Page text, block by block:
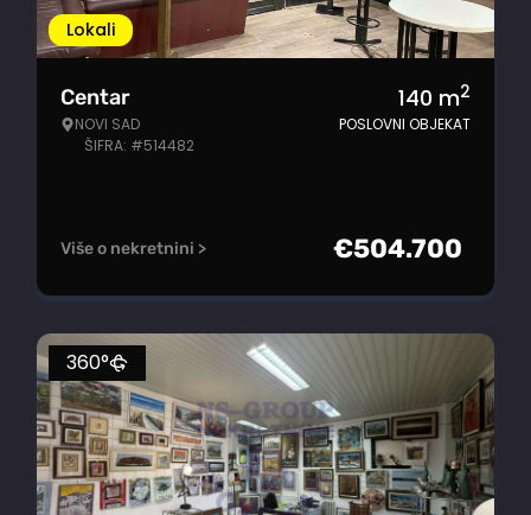
Lokali
Centar
NOVI SAD
ŠIFRA: #514482
140 m2
POSLOVNI OBJEKAT
Više o nekretnini > €504.700
360°